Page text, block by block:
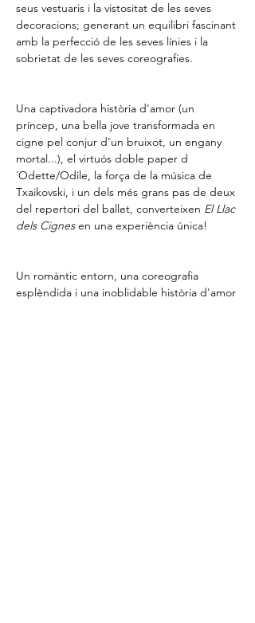
seus vestuaris i la vistositat de les seves
decoracions; generant un equilibri fascinant
amb la perfecció de les seves línies i la
sobrietat de les seves coreografies.
Una captivadora història d'amor (un
príncep, una bella jove transformada en
cigne pel conjur d'un bruixot, un engany
mortal...), el virtuós doble paper d
´Odette/Odile, la força de la música de
Txaikovski, i un dels més grans pas de deux
del repertori del ballet, converteixen El Llac
dels Cignes en una experiència única!
Un romàntic entorn, una coreografia
esplèndida i una inoblidable història d'amor